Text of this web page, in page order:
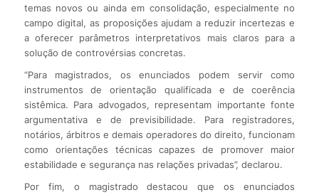
temas novos ou ainda em consolidação, especialmente no
campo digital, as proposições ajudam a reduzir incertezas e
a oferecer parâmetros interpretativos mais claros para a
solução de controvérsias concretas.
“Para magistrados, os enunciados podem servir como
instrumentos de orientação qualificada e de coerência
sistêmica. Para advogados, representam importante fonte
argumentativa e de previsibilidade. Para registradores,
notários, árbitros e demais operadores do direito, funcionam
como orientações técnicas capazes de promover maior
estabilidade e segurança nas relações privadas”, declarou.
Por fim, o magistrado destacou que os enunciados